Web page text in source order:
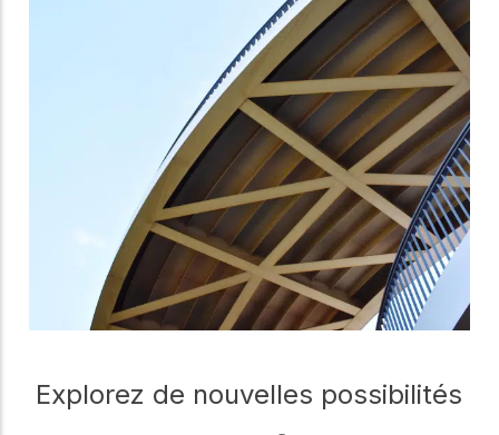
Explorez de nouvelles possibilités